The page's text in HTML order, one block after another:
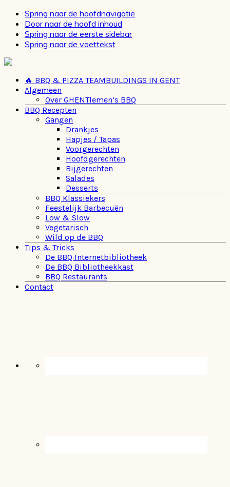
Spring naar de hoofdnavigatie
Door naar de hoofd inhoud
Spring naar de eerste sidebar
Spring naar de voettekst
🔥 BBQ & PIZZA TEAMBUILDINGS IN GENT
Algemeen
Over GHENTlemen’s BBQ
BBQ Recepten
Gangen
Drankjes
Hapjes / Tapas
Voorgerechten
Hoofdgerechten
Bijgerechten
Salades
Desserts
BBQ Klassiekers
Feestelijk Barbecuën
Low & Slow
Vegetarisch
Wild op de BBQ
Tips & Tricks
De BBQ Internetbibliotheek
De BBQ Bibliotheekkast
BBQ Restaurants
Contact